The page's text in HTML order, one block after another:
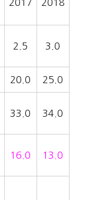
2017 2018
2.5 3.0
20.0 25.0
33.0 34.0
16.0 13.0